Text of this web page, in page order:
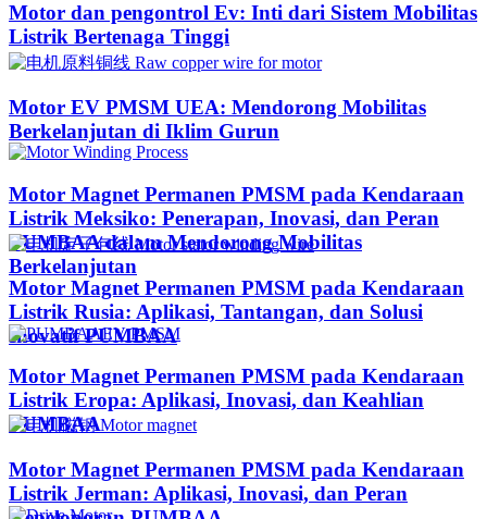
Motor dan pengontrol Ev: Inti dari Sistem Mobilitas
Listrik Bertenaga Tinggi
Motor EV PMSM UEA: Mendorong Mobilitas
Berkelanjutan di Iklim Gurun​
Motor Magnet Permanen PMSM pada Kendaraan
Listrik Meksiko: Penerapan, Inovasi, dan Peran
PUMBAA dalam Mendorong Mobilitas
Berkelanjutan
Motor Magnet Permanen PMSM pada Kendaraan
Listrik Rusia: Aplikasi, Tantangan, dan Solusi
Inovatif PUMBAA
Motor Magnet Permanen PMSM pada Kendaraan
Listrik Eropa: Aplikasi, Inovasi, dan Keahlian
PUMBAA
Motor Magnet Permanen PMSM pada Kendaraan
Listrik Jerman: Aplikasi, Inovasi, dan Peran